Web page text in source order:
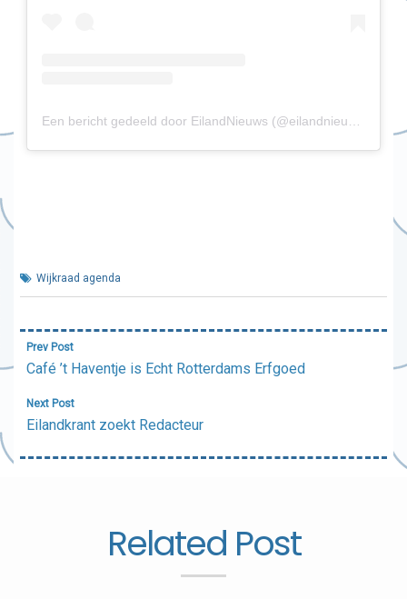
Wijkraad agenda
Bericht
navigatie
Prev Post
Café ’t Haventje is Echt Rotterdams Erfgoed
Next Post
Eilandkrant zoekt Redacteur
Related Post